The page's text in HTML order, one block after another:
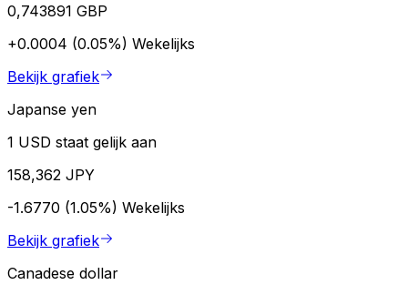
0,743891 GBP
+0.0004 (0.05%) Wekelijks
Bekijk grafiek
Japanse yen
1 USD staat gelijk aan
158,362 JPY
-1.6770 (1.05%) Wekelijks
Bekijk grafiek
Canadese dollar